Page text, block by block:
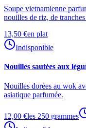
Soupe vietnamienne
nouilles de riz, de
13,50 €en plat
Indisponible
Nouilles sautées aux
Nouilles dorées au wok
asiatique parfumée.
12,00 €les 250 grammes